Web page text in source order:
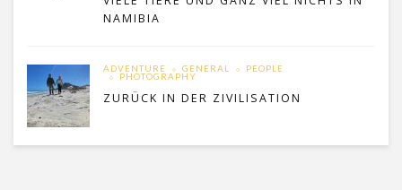
NAMIBIA
ADVENTURE GENERAL PEOPLE
PHOTOGRAPHY
ZURÜCK IN DER ZIVILISATION